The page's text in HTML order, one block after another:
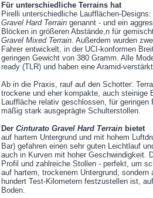
Für unterschiedliche Terrains hat
Pirelli unterschiedliche Laufflächen-
Gravel Hard Terrain genannt - und ein
Blöcken in größeren Abstände,n für
Gravel Mixed Terrain. Außerdem wurden
Fahrer entwickelt, in der UCI-konformen
geringen Gewicht von 380 Gramm. Alle
ready (TLR) und haben eine Aramid-
Ab in die Praxis, rauf auf den Schotter:
trockene und eher kompakte, auch steinige
Lauffläche relativ geschlossen, für geringen
mäßig stark ausgeprägte Schulterstollen.
Der Cinturato Gravel Hard Terrain bietet
auf hartem Untergrund und mit hohem
Bar) gefahren einen sehr guten Leichtlauf
auch in Kurven mit hoher Geschwindigkeit.
Profil und zahlreiche Stollen - perfekt, um
auf hartem, trockenem Untergrund, sondern
hundert Test-Kilometern festzustellen ist,
Boden.